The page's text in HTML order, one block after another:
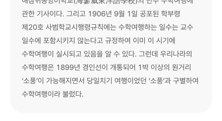
관한 기사이다. 그리고 1906년 9월 1일 공포된 학부령
제20호 사범학교시행령규칙에는 수학여행하는 일수는 교수
일수에 포함시키지 않는다고 규정하여 이미 이 시기에
수학여행이 실시되고 있음을 알 수 있다. 그런데 우리나라의
수학여행은 1899년 경인선이 개통되어 1박 이상의 원거리
‘소풍’이 가능해지면서 당일치기 여행이었던 ‘소풍’과 구별하여
수학여행이라 불렀다.